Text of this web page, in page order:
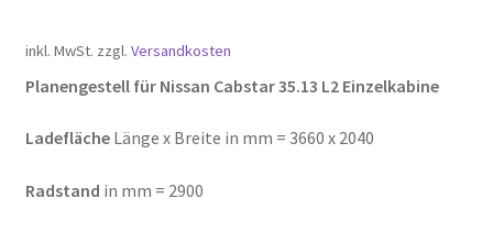
inkl. MwSt. zzgl. Versandkosten
Planengestell für Nissan Cabstar 35.13 L2 Einzelkabine
LadeflächeLänge x Breite in mm = 3660 x 2040
Radstand in mm = 2900